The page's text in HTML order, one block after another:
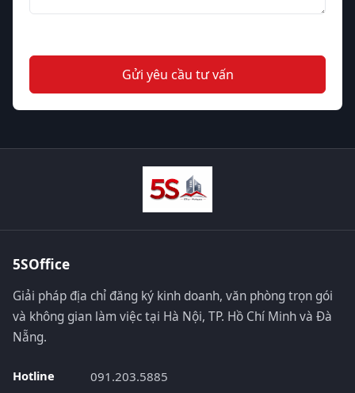
Gửi yêu cầu tư vấn
5SOffice
Giải pháp địa chỉ đăng ký kinh doanh, văn phòng trọn gói
và không gian làm việc tại Hà Nội, TP. Hồ Chí Minh và Đà
Nẵng.
Hotline
091.203.5885